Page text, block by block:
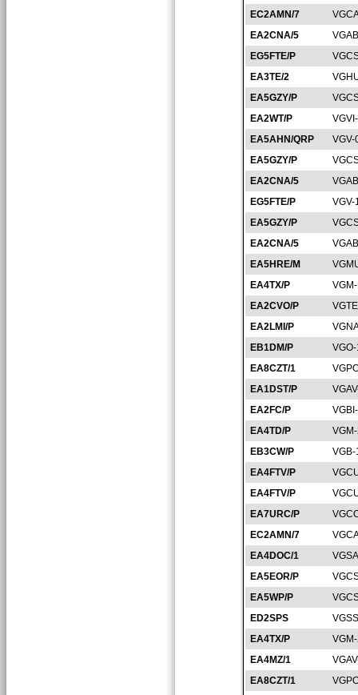
EC2AMN/7
EA2CNA/5
EG5FTE/P
EA3TE/2
EA5GZY/P
EA2WT/P
EA5AHN/QRP
VGV-
EA5GZY/P
EA2CNA/5
EG5FTE/P
VGV-
EA5GZY/P
EA2CNA/5
EA5HRE/M
EA4TX/P
EA2CVO/P
EA2LMI/P
EB1DM/P
EA8CZT/1
EA1DST/P
EA2FC/P
EA4TD/P
EB3CW/P
EA4FTV/P
EA4FTV/P
EA7URC/P
EC2AMN/7
EA4DOC/1
EA5EOR/P
EA5WP/P
ED2SPS
EA4TX/P
EA4MZ/1
EA8CZT/1